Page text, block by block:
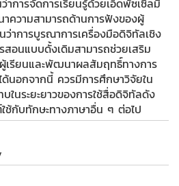
าการจัดการเรียนรู้ด้วยเอ็ดพัซเซิลมี
วามสามารถด้านการฟังของผู้
ว่าการบูรณาการเครื่องมือดิจิทัลเชิง
สอนแบบดั้งเดิมสามารถช่วยเสริม
เรียนและพัฒนาผลสัมฤทธิ์ทางการ
นอกจากนี้ ควรมีการศึกษาวิจัยใน
ในระยะยาวของการใช้สื่อดิจิทัลดัง
ช้กับทักษะทางภาษาอื่น ๆ ต่อไป